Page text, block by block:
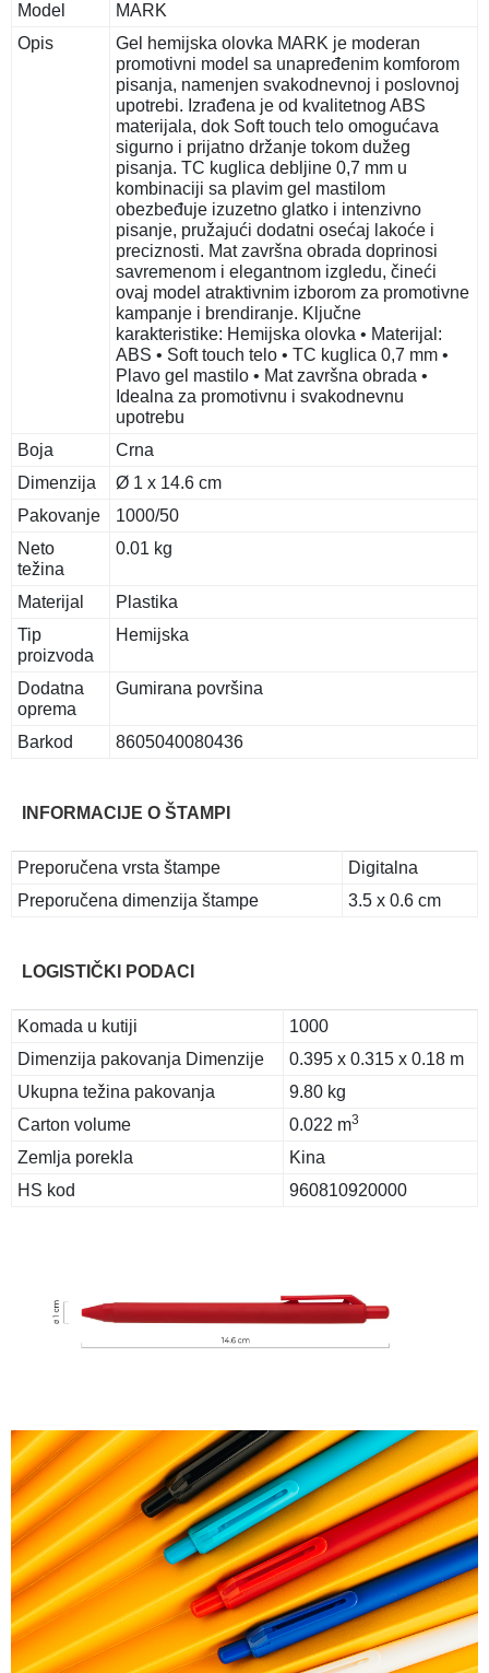
Model
MARK
Opis
Gel hemijska olovka MARK je moderan
promotivni model sa unapređenim komforom
pisanja, namenjen svakodnevnoj i poslovnoj
upotrebi. Izrađena je od kvalitetnog ABS
materijala, dok Soft touch telo omogućava
sigurno i prijatno držanje tokom dužeg
pisanja. TC kuglica debljine 0,7 mm u
kombinaciji sa plavim gel mastilom
obezbeđuje izuzetno glatko i intenzivno
pisanje, pružajući dodatni osećaj lakoće i
preciznosti. Mat završna obrada doprinosi
savremenom i elegantnom izgledu, čineći
ovaj model atraktivnim izborom za promotivne
kampanje i brendiranje. Ključne
karakteristike: Hemijska olovka • Materijal:
ABS • Soft touch telo • TC kuglica 0,7 mm •
Plavo gel mastilo • Mat završna obrada •
Idealna za promotivnu i svakodnevnu
upotrebu
Boja
Crna
Dimenzija
Ø 1 x 14.6 cm
Pakovanje
1000/50
Neto
težina
0.01 kg
Materijal
Plastika
Tip
proizvoda
Hemijska
Dodatna
oprema
Gumirana površina
Barkod 8605040080436
INFORMACIJE O ŠTAMPI
Preporučena vrsta štampe
Digitalna
Preporučena dimenzija štampe
3.5 x 0.6 cm
LOGISTIČKI PODACI
Komada u kutiji
1000
Dimenzija pakovanja Dimenzije
0.395 x 0.315 x 0.18 m
Ukupna težina pakovanja
9.80 kg
Carton volume
0.022 m3
Zemlja porekla
Kina
HS kod
960810920000